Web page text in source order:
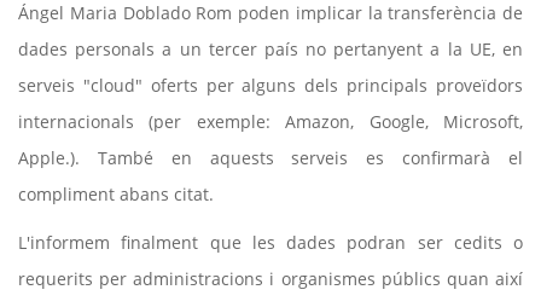
Ángel Maria Doblado Rom poden implicar la transferència de
dades personals a un tercer país no pertanyent a la UE, en
serveis "cloud" oferts per alguns dels principals proveïdors
internacionals (per exemple: Amazon, Google, Microsoft,
Apple.). També en aquests serveis es confirmarà el
compliment abans citat.
L'informem finalment que les dades podran ser cedits o
requerits per administracions i organismes públics quan així